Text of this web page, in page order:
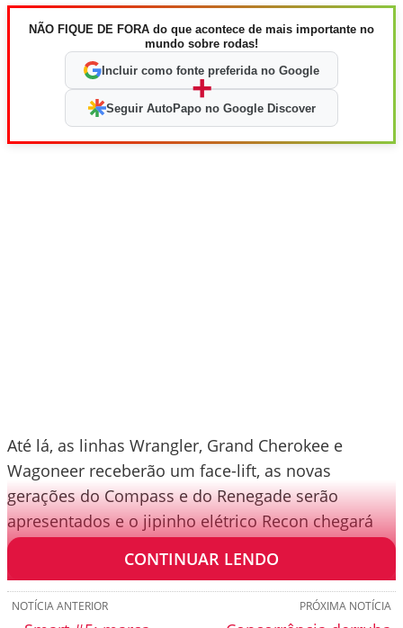
NÃO FIQUE DE FORA do que acontece de mais importante no
mundo sobre rodas!
Incluir como fonte preferida no Google
+
Seguir AutoPapo no Google Discover
Até lá, as linhas Wrangler, Grand Cherokee e
Wagoneer receberão um face-lift, as novas
gerações do Compass e do Renegade serão
apresentados e o jipinho elétrico Recon chegará
ao mercado junto de um modelo inédito.
CONTINUAR LENDO
PRÓXIMA NOTÍCIA
NOTÍCIA ANTERIOR